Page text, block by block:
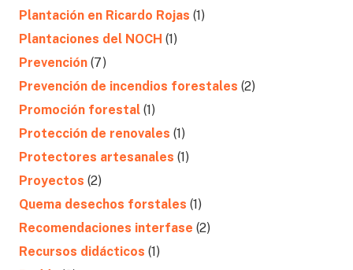
Plantación en Ricardo Rojas (1)
Plantaciones del NOCH (1)
Prevención (7)
Prevención de incendios forestales (2)
Promoción forestal (1)
Protección de renovales (1)
Protectores artesanales (1)
Proyectos (2)
Quema desechos forstales (1)
Recomendaciones interfase (2)
Recursos didácticos (1)